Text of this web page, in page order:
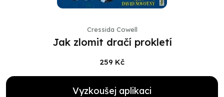
Cressida Cowell
Jak zlomit dračí prokletí
259 Kč
Vyzkoušej aplikaci